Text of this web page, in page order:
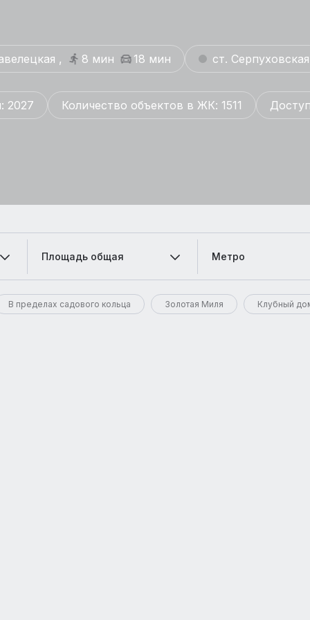
, 8 мин 18 мин ст. Серпуховская
2027 Количество объектов в ЖК: 1511
Площадь общая Метро
В пределах садового кольца Золотая Миля Клубный